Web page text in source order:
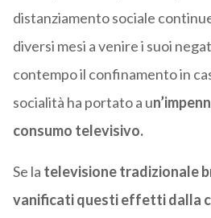
distanziamento sociale
diversi mesi a venire i suoi
contempo il confinamento in
socialità ha portato a u
consumo televisivo.
Se la televisione tradizionale
vanificati questi effetti dalla